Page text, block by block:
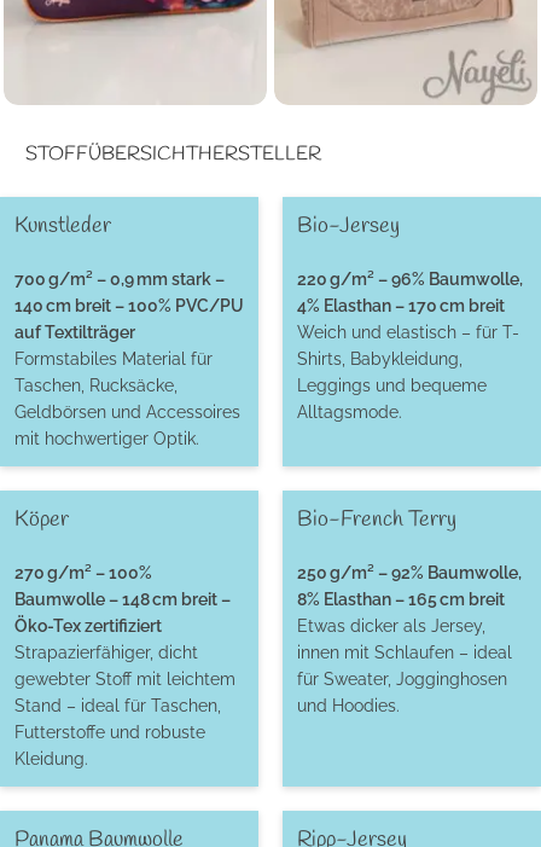
NayeliDesignsShamballaTaschen
Loretta Magenta Melody
NayeliDesigns
Blush of the Wild Zafiro
STOFFÜBERSICHTHERSTELLER
Kunstleder
700 g/m² – 0,9 mm stark –
140 cm breit – 100% PVC/PU
auf Textilträger
Formstabiles Material für
Taschen, Rucksäcke,
Geldbörsen und Accessoires
mit hochwertiger Optik.
Bio-Jersey
220 g/m² – 96% Baumwolle,
4% Elasthan – 170 cm breit
Weich und elastisch – für T-
Shirts, Babykleidung,
Leggings und bequeme
Alltagsmode.
Köper
270 g/m² – 100%
Baumwolle – 148 cm breit –
Öko-Tex zertifiziert
Strapazierfähiger, dicht
gewebter Stoff mit leichtem
Stand – ideal für Taschen,
Futterstoffe und robuste
Kleidung.
Bio-French Terry
250 g/m² – 92% Baumwolle,
8% Elasthan – 165 cm breit
Etwas dicker als Jersey,
innen mit Schlaufen – ideal
für Sweater, Jogginghosen
und Hoodies.
Panama Baumwolle Ripp-Jersey